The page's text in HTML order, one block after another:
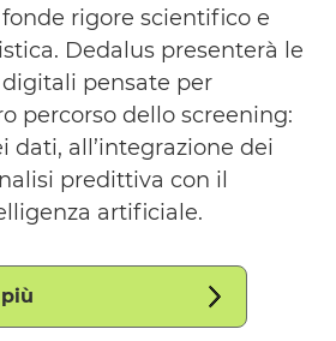
rigore scientifico e
Dedalus presenterà le
pensate per
percorso dello screening:
dati, all’integrazione dei
predittiva con il
artificiale.